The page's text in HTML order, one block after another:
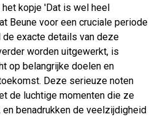
kopje 'Dat is wel heel
Beune voor een cruciale periode
de exacte details van deze
worden uitgewerkt, is
op belangrijke doelen en
Deze serieuze noten
de luchtige momenten die ze
benadrukken de veelzijdigheid